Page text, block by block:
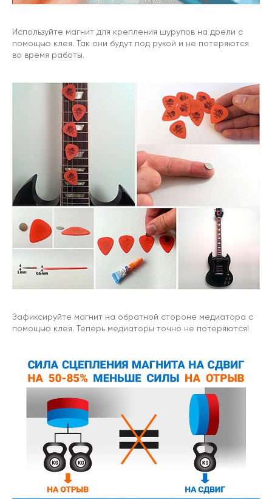
Используйте магнит для крепления шурупов на дрели с
помощью клея. Так они будут под рукой и не потеряются
во время работы.
Зафиксируйте магнит на обратной стороне медиатора с
помощью клея. Теперь медиаторы точно не потеряются!